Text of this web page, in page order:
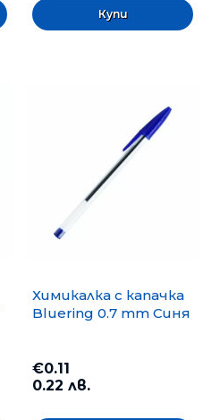
Химикалка с капачка
Bluering 0.7 mm Синя
€0.11
0.22 лв.